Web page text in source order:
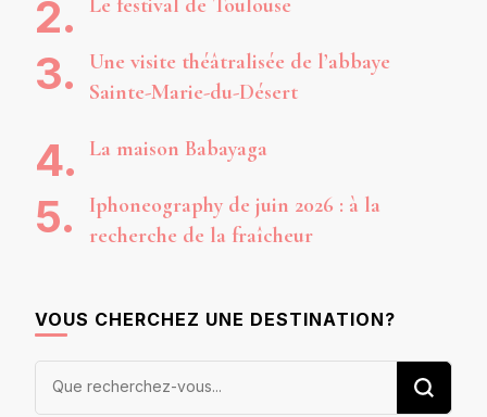
Le festival de Toulouse
Une visite théâtralisée de l’abbaye
Sainte-Marie-du-Désert
La maison Babayaga
Iphoneography de juin 2026 : à la
recherche de la fraîcheur
VOUS CHERCHEZ UNE DESTINATION?
Vous